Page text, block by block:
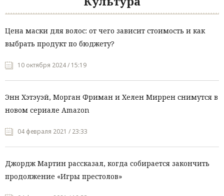
Цена маски для волос: от чего зависит стоимость и как
выбрать продукт по бюджету?
10 октября 2024 / 15:19
Энн Хэтэуэй, Морган Фриман и Хелен Миррен снимутся в
новом сериале Amazon
04 февраля 2021 / 23:33
Джордж Мартин рассказал, когда собирается закончить
продолжение «Игры престолов»